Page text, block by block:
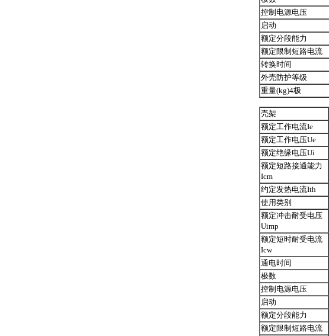
控制电源电压
启动
额定分段能力
额定限制短路电流
转换时间
外壳防护等级
重量(kg)4极
壳架
额定工作电流Ie
额定工作电压Ue
额定绝缘电压Ui
额定短路接通能力
Icm
约定发热电流Ith
使用类别
额定冲击耐受电压
Uimp
额定短时耐受电流
Icw
通电时间
极数
控制电源电压
启动
额定分段能力
额定限制短路电流